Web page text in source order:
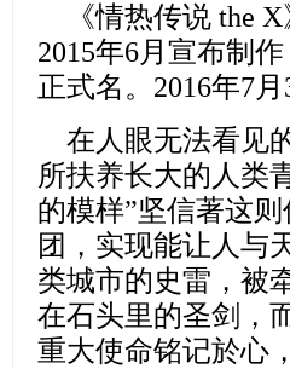
《情热传说 the X
2015年6月宣布制
正式名。2016年7
在人眼无法看见
所扶养长大的人类
的模样”坚信著这
团，实现能让人与
类城市的史雷，被
在石头里的圣剑，
重大使命铭记於心